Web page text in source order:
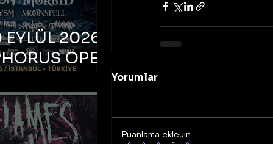
Yorumlar
Puanlama ekleyin
2026 –
OPEN
FEST